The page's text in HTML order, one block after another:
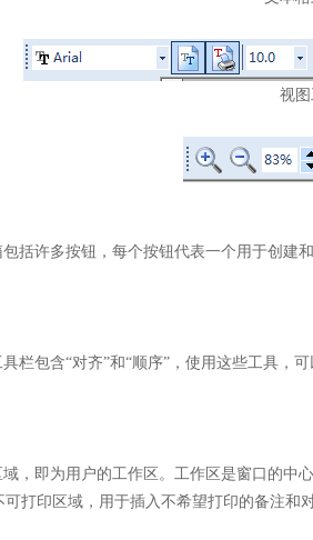
视
包括许多按钮，每个按钮代表一个用于创建
具栏包含“对齐”和“顺序”，使用这些工具，
域，即为用户的工作区。工作区是窗口的
可打印区域，用于插入不希望打印的备注和